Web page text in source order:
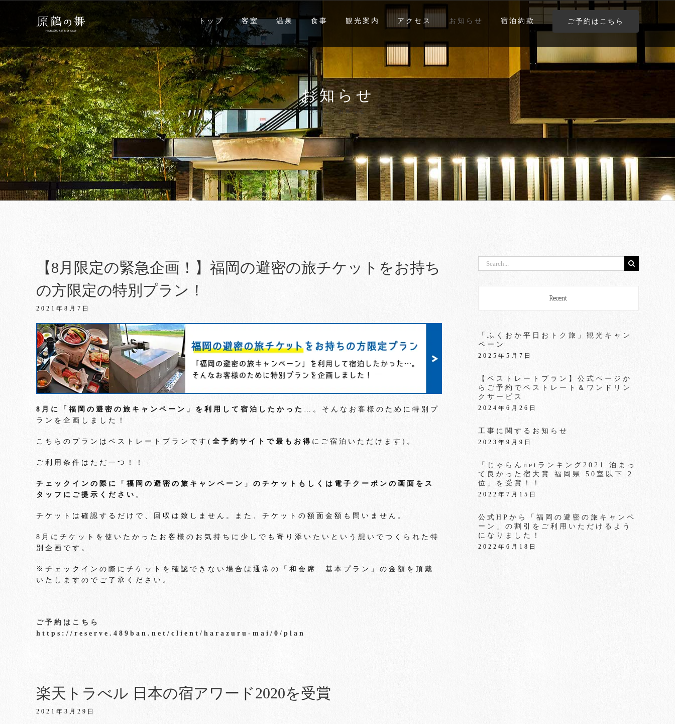
トップ 客室 温泉 食事 観光案内 アクセス お知らせ 宿泊約款 ご予約はこちら
お知らせ
ホーム / お知らせ
【8月限定の緊急企画！】福岡の避密の旅チケットをお持ち
の方限定の特別プラン！
2021年8月7日
8 月に「福岡の避密の旅キャンペーン」を利用して宿泊したかった
…。そんなお客様のために特別プ
ランを企画しました！
こちらのプランはベストレートプランです( 全予約サイトで最もお得 にご宿泊いただけます)。
ご利用条件はただ一つ！！
チェックインの際に「福岡の避密の旅キャンペーン」のチケットもしくは電子クーポンの画面をス
タッフにご提示ください 。
チケットは確認するだけで、回収は致しません。また、チケットの額面金額も問いません。
8月にチケットを使いたかったお客様のお気持ちに少しでも寄り添いたいという想いでつくられた特
別企画です。
※チェックインの際にチケットを確認できない場合は通常の「和会席 基本プラン」の金額を頂戴
いたしますのでご了承ください。
ご予約はこちら
https://reserve.489ban.net/client/harazuru-mai/0/plan
楽天トラべル 日本の宿アワード2020を受賞
2021年3月29日
索
Recent
「ふくおか平日おトク旅」観光キャン
ペーン
2025年5月7日
【ベストレートプラン】公式ページか
らご予約でベストレート＆ワンドリン
クサービス
2024年6月26日
工事に関するお知らせ
2023年9月9日
「じゃらんnetランキング2021 泊まっ
て良かった宿大賞 福岡県 50室以下 2
位」を受賞！！
2022年7月15日
公式HPから「福岡の避密の旅キャンペ
ーン」の割引をご利用いただけるよう
になりました！
2022年6月18日